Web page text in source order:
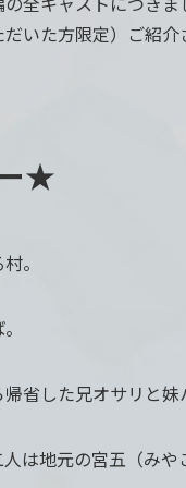
いた方限定）ご紹介
★
。
省した兄オサリと妹
は地元の宮五（みや